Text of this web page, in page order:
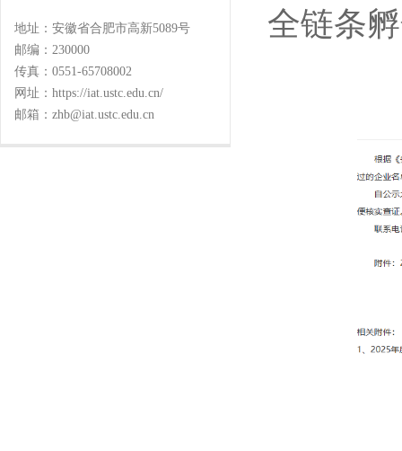
地址：安徽省合肥市高新5089号
邮编：230000
传真：0551-65708002
网址：https://iat.ustc.edu.cn/
邮箱：zhb@iat.ustc.edu.cn
全链条